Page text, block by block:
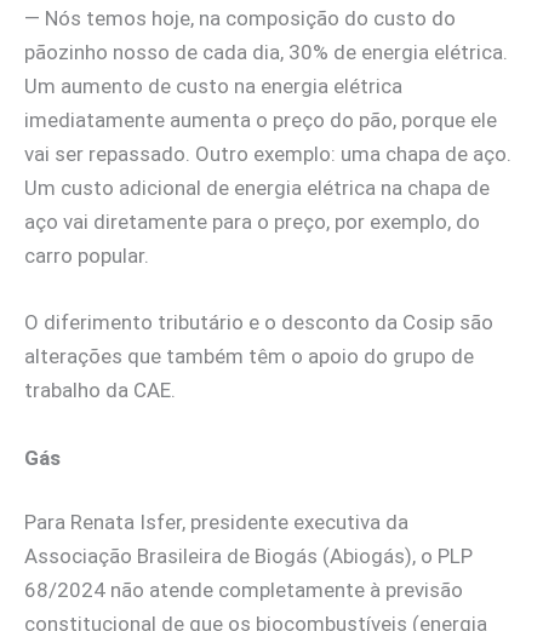
— Nós temos hoje, na composição do custo do
pãozinho nosso de cada dia, 30% de energia elétrica.
Um aumento de custo na energia elétrica
imediatamente aumenta o preço do pão, porque ele
vai ser repassado. Outro exemplo: uma chapa de aço.
Um custo adicional de energia elétrica na chapa de
aço vai diretamente para o preço, por exemplo, do
carro popular.
O diferimento tributário e o desconto da Cosip são
alterações que também têm o apoio do grupo de
trabalho da CAE.
Gás
Para Renata Isfer, presidente executiva da
Associação Brasileira de Biogás (Abiogás), o PLP
68/2024 não atende completamente à previsão
constitucional de que os biocombustíveis (energia